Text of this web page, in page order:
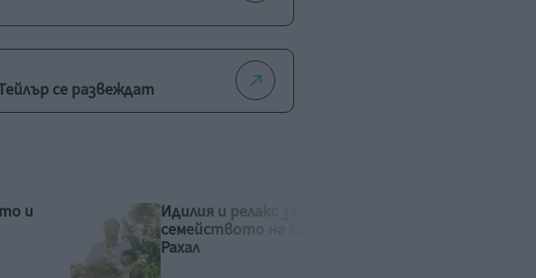
се развеждат
Рая Пеева с бременна
фотосесия